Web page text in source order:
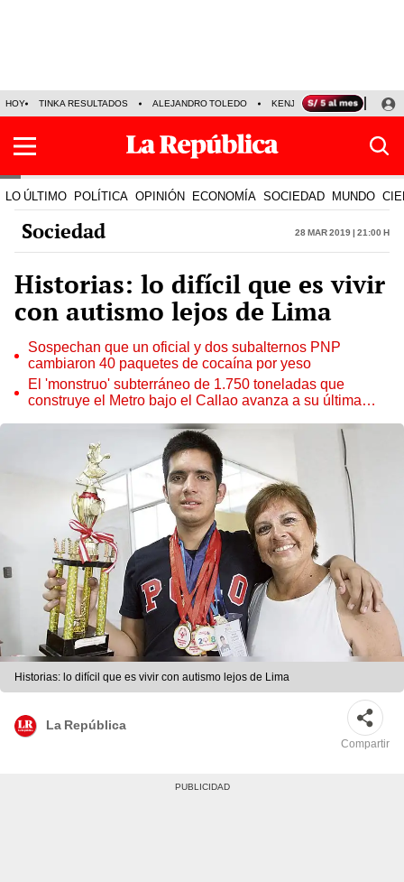
HOY TINKA RESULTADOS ALEJANDRO TOLEDO KENJI FUJIMORI
LO ÚLTIMO POLÍTICA OPINIÓN ECONOMÍA SOCIEDAD MUNDO
Sociedad 28 Mar 2019 | 21:00 h
Historias: lo difícil que es vivir
con autismo lejos de Lima
Sospechan que un oficial y dos subalternos PNP
cambiaron 40 paquetes de cocaína por yeso
El 'monstruo' subterráneo de 1.750 toneladas que
construye el Metro bajo el Callao avanza a su última
Historias: lo difícil que es vivir con autismo lejos de Lima
La República
Compartir